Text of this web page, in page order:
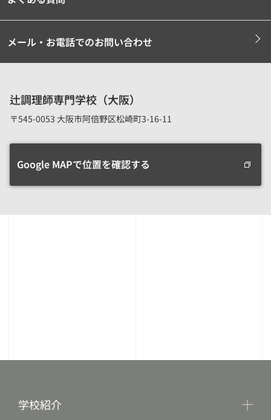
メール・お電話でのお問い合わせ
辻調理師専門学校（大阪）
〒545-0053 大阪市阿倍野区松崎町3-16-11
Google MAPで位置を確認する
学校紹介